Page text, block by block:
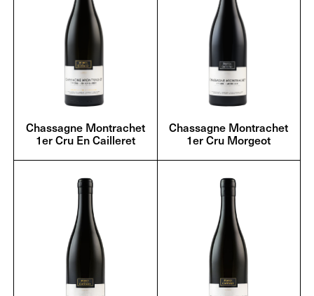
Chassagne Montrachet
1er Cru En Cailleret
Chassagne Montrachet
1er Cru Morgeot